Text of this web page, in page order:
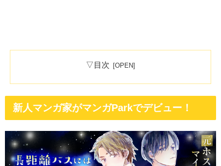
▽目次
新人マンガ家がマンガParkでデビュー！